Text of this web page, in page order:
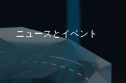
ニュースとイベント